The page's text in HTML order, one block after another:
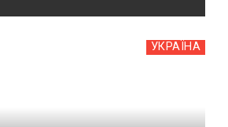
УКРАЇНА